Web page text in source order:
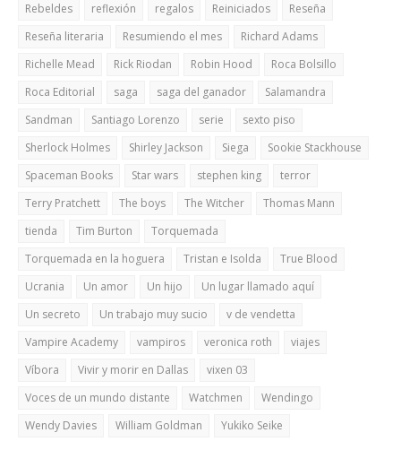
Rebeldes
reflexión regalos Reiniciados
Reseña
Reseña literaria
Resumiendo el mes
Richard Adams
Richelle Mead
Rick Riodan Robin Hood
Roca Bolsillo
Roca Editorial
saga saga del ganador
Salamandra
Sandman
Santiago Lorenzo serie
sexto piso
Sherlock Holmes
Shirley Jackson Siega
Sookie Stackhouse
Spaceman Books
Star wars stephen king
terror
Terry Pratchett
The boys The Witcher
Thomas Mann
tienda
Tim Burton
Torquemada
Torquemada en la hoguera
Tristan e Isolda
True Blood
Ucrania
Un amor Un hijo
Un lugar llamado aquí
Un secreto
Un trabajo muy sucio
v de vendetta
Vampire Academy
vampiros veronica roth
viajes
Víbora
Vivir y morir en Dallas
vixen 03
Voces de un mundo distante
Watchmen
Wendingo
Wendy Davies
William Goldman Yukiko Seike